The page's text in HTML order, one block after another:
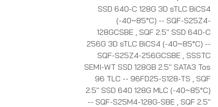
SSD 640-C 128G 3D sTLC BiCS4
(-40~85°C) -- SQF-S25Z4-
128GCSBE SQF 2.5" SSD 640-C
256G 3D sTLC BiCS4 (-40~85°C) --
SQF-S25Z4-256GCSBE SSSTC
SEMI-WT SSD 128GB 2.5" SATA3 Tos
96 TLC -- 96FD25-S128-TS
SQF
2.5" SSD 640 128G MLC (-40~85°C)
-- SQF-S25M4-128G-SBE SQF 2.5"